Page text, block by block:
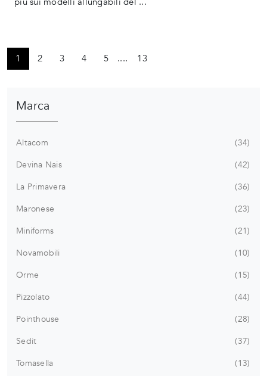
1 2 3 4 5 .... 13
Marca
Altacom
34
Devina Nais
42
La Primavera
36
Maronese
23
Miniforms
21
Novamobili
10
Orme
15
Pizzolato
44
Pointhouse
28
Sedit
37
Tomasella
13